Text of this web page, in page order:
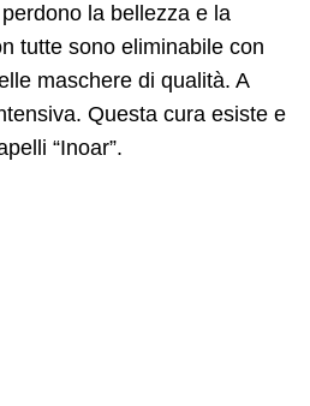
la bellezza e la
tutte sono eliminabile con
maschere di qualità. A
Questa cura esiste e
“Inoar”.